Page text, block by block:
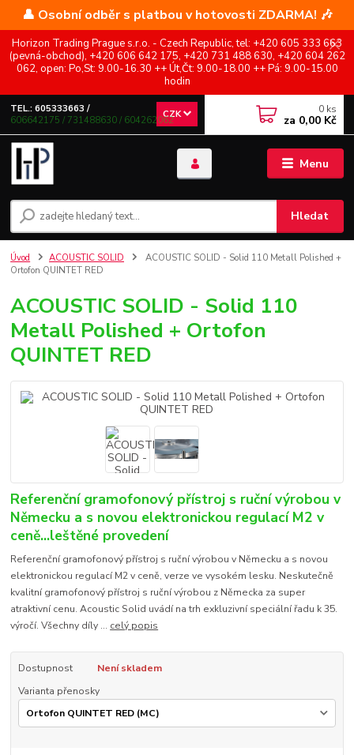
👤 Osobní odběr s platbou v hotovosti ZDARMA! 🎶
Horizon Trading Prague s.r.o. - Czech Republic, tel: +420 605 333 663
(pevná-obchod), +420 606 642 175, +420 731 488 630, +420 604 262
062, open: Po,St: 9.00-16.30 ++ Út,Čt: 9.00-18.00 ++ Pá: 9.00-15.00
hodin
Menu
CZK
Hledat
TEL.: 605333663 /
606642175 / 731488630 / 604262062
0 ks
za 0,00 Kč
Úvod ACOUSTIC SOLID
ACOUSTIC SOLID - Solid 110 Metall Polished +
Ortofon QUINTET RED
ACOUSTIC SOLID - Solid 110
Metall Polished + Ortofon
QUINTET RED
Referenční gramofonový přístroj s ruční výrobou v
Německu a s novou elektronickou regulací M2 v
ceně...leštěné provedení
Referenční gramofonový přístroj s ruční výrobou v Německu a s novou
elektronickou regulací M2 v ceně, verze ve vysokém lesku. Neskutečně
kvalitní gramofonový přístroj s ruční výrobou z Německa za super
atraktivní cenu. Acoustic Solid uvádí na trh exkluzivní speciální řadu k 35.
výročí. Všechny díly ... celý popis
Dostupnost
Není skladem
Varianta přenosky